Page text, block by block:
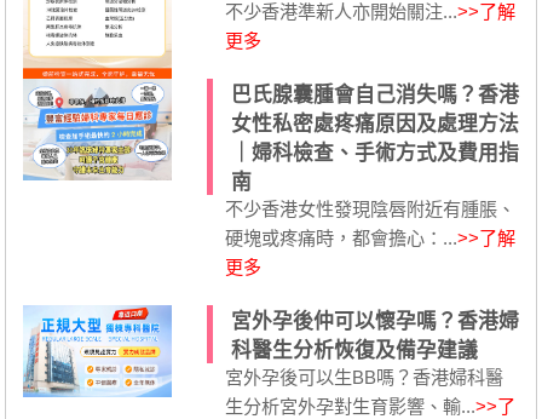
不少香港準新人亦開始關注...>>了解
更多
巴氏腺囊腫會自己消失嗎？香港
女性私密處疼痛原因及處理方法
｜婦科檢查、手術方式及費用指
南
不少香港女性發現陰唇附近有腫脹、
硬塊或疼痛時，都會擔心：...>>了解
更多
宮外孕後仲可以懷孕嗎？香港婦
科醫生分析恢復及備孕建議
宮外孕後可以生BB嗎？香港婦科醫
生分析宮外孕對生育影響、輸...>>了